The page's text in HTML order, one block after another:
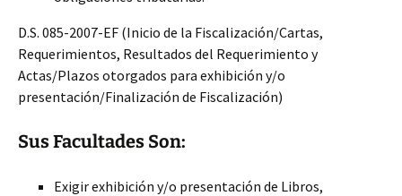
D.S. 085-2007-EF (Inicio de la Fiscalización/Cartas,
Requerimientos, Resultados del Requerimiento y
Actas/Plazos otorgados para exhibición y/o
presentación/Finalización de Fiscalización)
Sus Facultades Son:
Exigir exhibición y/o presentación de Libros,